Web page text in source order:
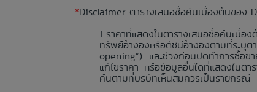
*Disclaimer ตารางเสนอซื้อคืนเบื้องต้นของ
ราคาที่แสดงในตารางเสนอซื้อคืนเบื้
ทรัพย์อ้างอิงหรือดัชนีอ้างอิงตามที่ระบุต
opening”) และช่วงก่อนปิดทำการซื้อข
แก้ไขราคา หรือข้อมูลอื่นใดที่แสดงในต
คืนตามที่บริษัทเห็นสมควรเป็นรายกรณี